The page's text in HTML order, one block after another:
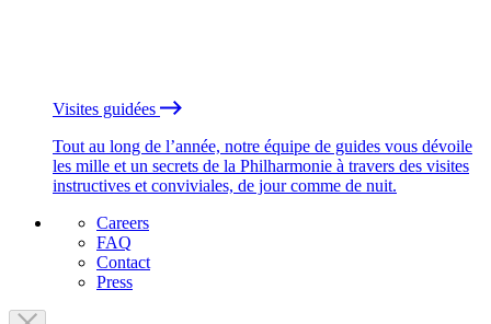
Visites guidées
Tout au long de l’année, notre équipe de guides vous dévoile
les mille et un secrets de la Philharmonie à travers des visites
instructives et conviviales, de jour comme de nuit.
Careers
FAQ
Contact
Press